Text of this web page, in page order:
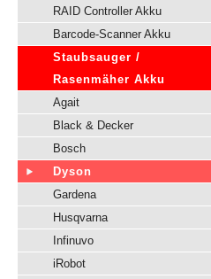
RAID Controller Akku
Barcode-Scanner Akku
Staubsauger /
Rasenmäher Akku
Agait
Black & Decker
Bosch
Dyson
Gardena
Husqvarna
Infinuvo
iRobot